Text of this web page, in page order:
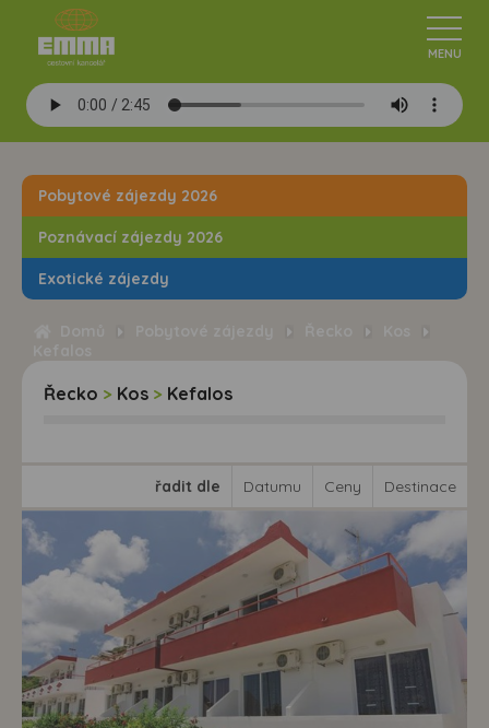
Pobytové zájezdy 2026
Poznávací zájezdy 2026
Exotické zájezdy
Řecko > Kos > Kefalos
řadit dle Datumu Ceny Destinace